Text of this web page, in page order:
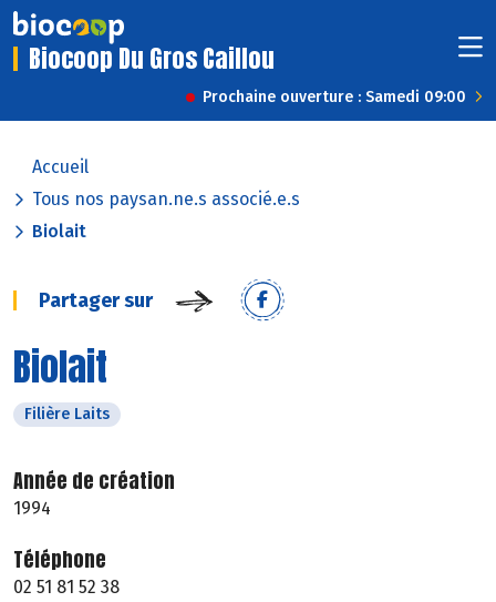
Biocoop Du Gros Caillou
Prochaine ouverture : Samedi 09:00
Accueil
Tous nos paysan.ne.s associé.e.s
Biolait
Partager sur
Biolait
Filière Laits
Année de création
1994
Téléphone
02 51 81 52 38